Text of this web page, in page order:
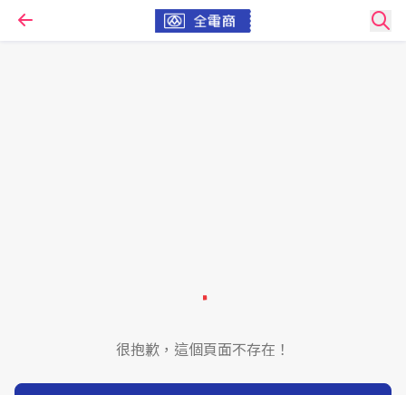
很抱歉，這個頁面不存在！